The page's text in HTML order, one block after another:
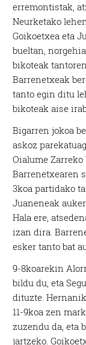
erremontistak,
Neurketako
Goikoetxea eta
bueltan,
bikoteak
Barrenetxeak
tanto egin ditu
bikoteak aise
Bigarren jokoa
askoz
Oialume
Barrenetxearen
3koa partidako
Juaneneak
Hala ere,
izan dira.
esker tanto bat
9-8koarekin
bildu du, eta
dituzte.
11-9koa zen
zuzendu da, eta
jartzeko.